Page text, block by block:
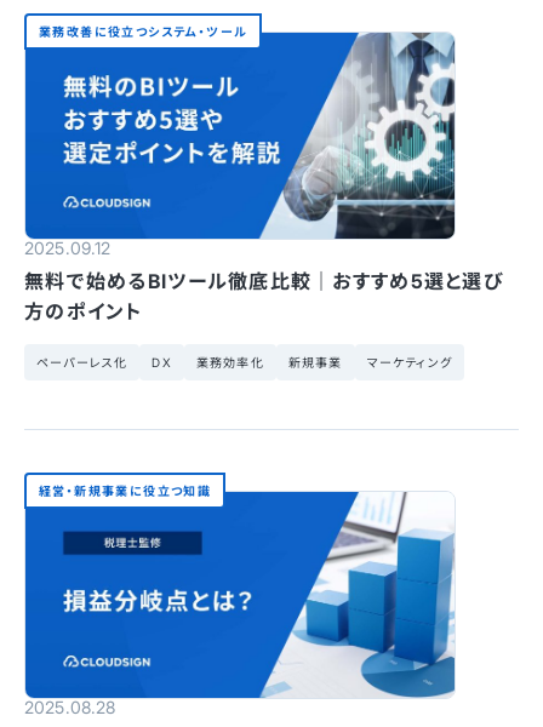
業務改善に役立つシステム・ツール
2025.09.12
無料で始めるBIツール徹底比較｜おすすめ5選と選び
方のポイント
ペーパーレス化 DX 業務効率化 新規事業 マーケティング
経営・新規事業に役立つ知識
2025.08.28